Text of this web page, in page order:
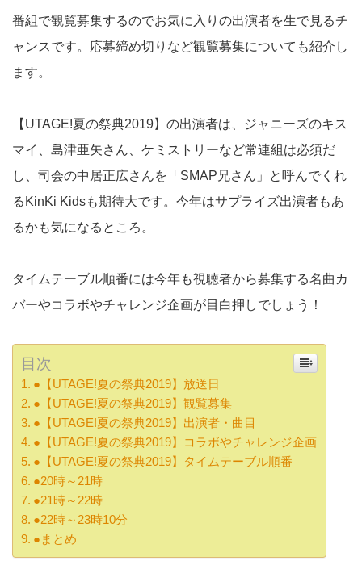
番組で観覧募集するのでお気に入りの出演者を生で見るチ
ャンスです。応募締め切りなど観覧募集についても紹介し
ます。
【UTAGE!夏の祭典2019】の出演者は、ジャニーズのキス
マイ、島津亜矢さん、ケミストリーなど常連組は必須だ
し、司会の中居正広さんを「SMAP兄さん」と呼んでくれ
るKinKi Kidsも期待大です。今年はサプライズ出演者もあ
るかも気になるところ。
タイムテーブル順番には今年も視聴者から募集する名曲カ
バーやコラボやチャレンジ企画が目白押しでしょう！
目次
●【UTAGE!夏の祭典2019】放送日
●【UTAGE!夏の祭典2019】観覧募集
●【UTAGE!夏の祭典2019】出演者・曲目
●【UTAGE!夏の祭典2019】コラボやチャレンジ企画
●【UTAGE!夏の祭典2019】タイムテーブル順番
●20時～21時
●21時～22時
●22時～23時10分
●まとめ